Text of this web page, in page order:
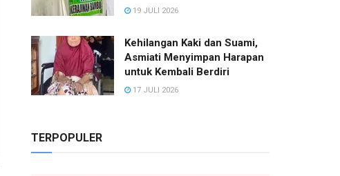
19 JULI 2026
Kehilangan Kaki dan Suami,
Asmiati Menyimpan Harapan
untuk Kembali Berdiri
17 JULI 2026
TERPOPULER